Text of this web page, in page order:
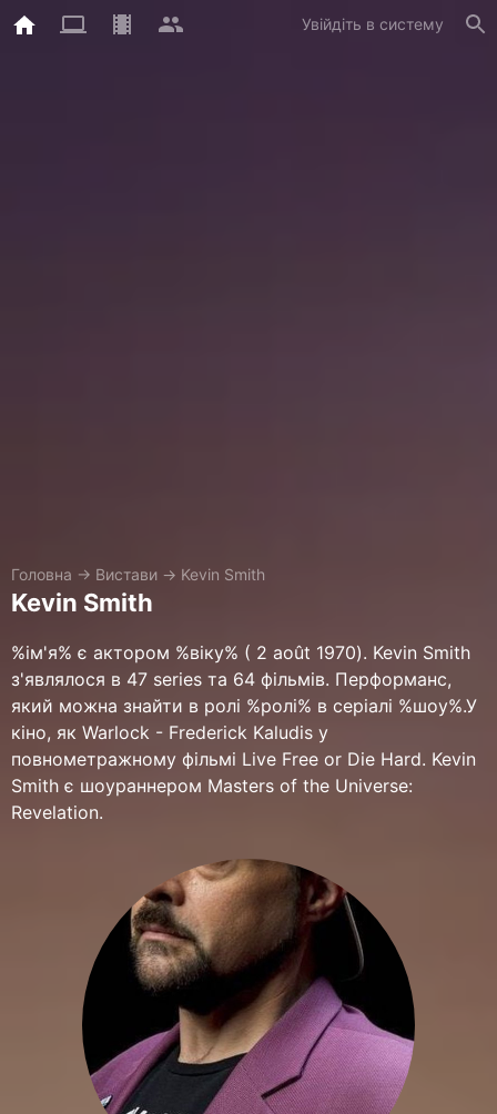
Увійдіть в систему
Головна → Вистави → Kevin Smith
Kevin Smith
%ім'я% є актором %віку% ( 2 août 1970). Kevin Smith
з'являлося в 47 series та 64 фільмів. Перформанс,
який можна знайти в ролі %ролі% в серіалі %шоу%.У
кіно, як Warlock - Frederick Kaludis у
повнометражному фільмі Live Free or Die Hard. Kevin
Smith є шоураннером Masters of the Universe:
Revelation.